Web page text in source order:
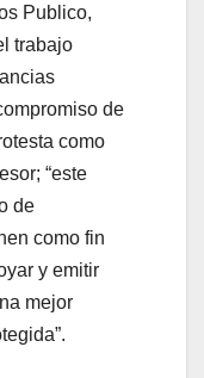
Publico,
trabajo
de
como
“este
de
como fin
y emitir
mejor